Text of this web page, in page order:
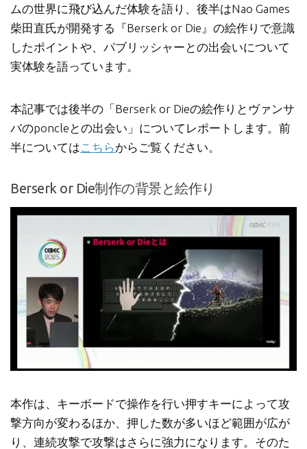
ムの世界に飛び込んだ体験を語り、後半はNao Games
柴田直氏が開発する『Berserk or Die』の絵作りで意識
したポイントや、パブリッシャーとの出会いについて
実体験を語っています。
本記事では後半の「Berserk or Dieの絵作りとヴァンサ
バのponcleとの出会い」についてレポートします。前
半については こちらからご覧ください。
Berserk or Die制作の背景と絵作り
本作は、キーボードで操作を行い押すキーによって攻
撃方向が変わるほか、押した数が多いほど範囲が広が
り、連続攻撃で攻撃はさらに強力になります。そのた